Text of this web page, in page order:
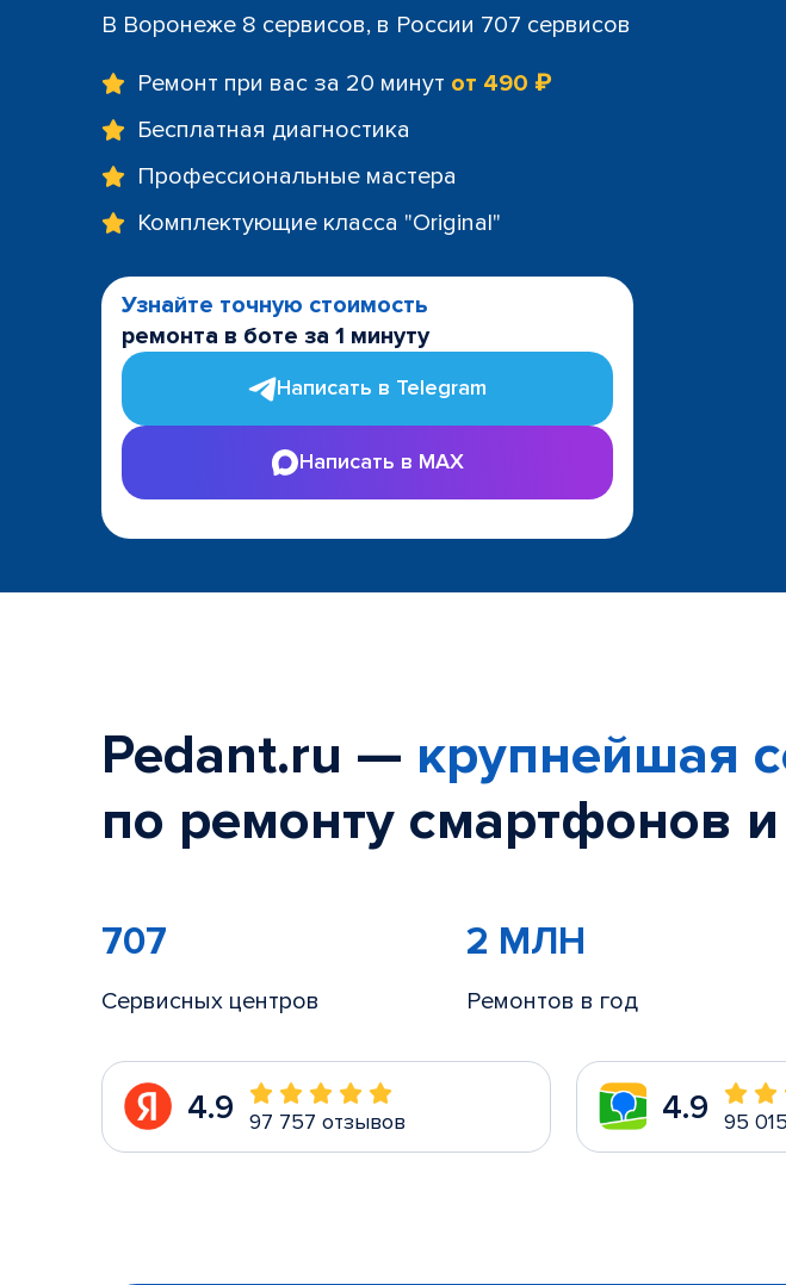
В Воронеже 8 сервисов, в России 707 сервисов
Ремонт при вас за 20 минут от 490 ₽
Бесплатная диагностика
Профессиональные мастера
Комплектующие класса "Original"
Узнайте точную стоимость
ремонта в боте за 1 минуту
Написать в Telegram
Написать в MAX
Pedant.ru — крупнейшая
по ремонту смартфонов
707
Сервисных центров
2 МЛН
Ремонтов в год
4.9 97 757 отзывов 4.9 95